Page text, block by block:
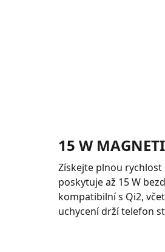
15 W
Získejte plnou rychlost
poskytuje až 15 W
kompatibilní s Qi2,
uchycení drží telefon